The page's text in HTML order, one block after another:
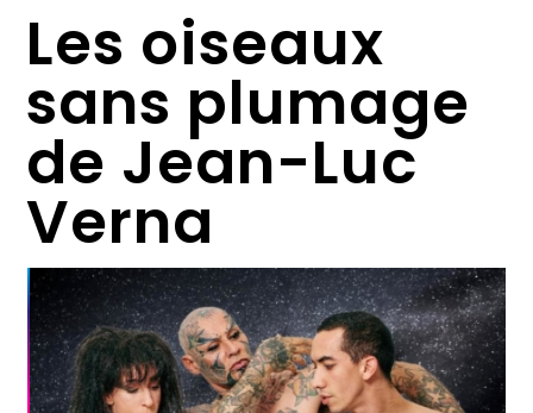
Les oiseaux
sans plumage
de Jean-Luc
Verna